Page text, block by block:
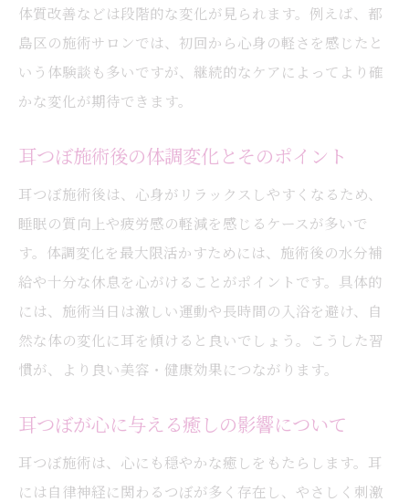
体質改善などは段階的な変化が見られます。例えば、都
島区の施術サロンでは、初回から心身の軽さを感じたと
いう体験談も多いですが、継続的なケアによってより確
かな変化が期待できます。
耳つぼ施術後の体調変化とそのポイント
耳つぼ施術後は、心身がリラックスしやすくなるため、
睡眠の質向上や疲労感の軽減を感じるケースが多いで
す。体調変化を最大限活かすためには、施術後の水分補
給や十分な休息を心がけることがポイントです。具体的
には、施術当日は激しい運動や長時間の入浴を避け、自
然な体の変化に耳を傾けると良いでしょう。こうした習
慣が、より良い美容・健康効果につながります。
耳つぼが心に与える癒しの影響について
耳つぼ施術は、心にも穏やかな癒しをもたらします。耳
には自律神経に関わるつぼが多く存在し、やさしく刺激